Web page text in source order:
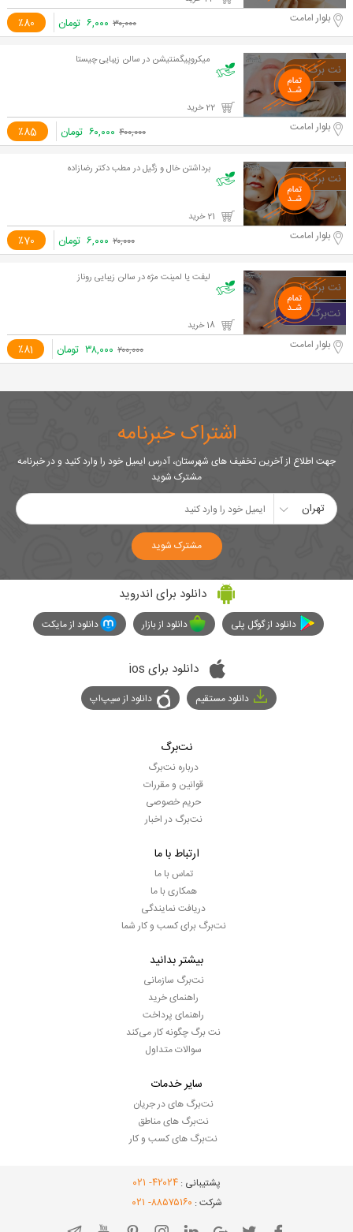
٪80 بلوار امامت ۳۰,۰۰۰ ۶,۰۰۰ تومان
میکروپیگمنتیشن در سالن زیبایی چیستا
٪85 بلوار امامت ۴۰۰,۰۰۰ ۶۰,۰۰۰ تومان
برداشتن خال و زگیل در مطب دکتر رضازاده
٪70 بلوار امامت ۲۰,۰۰۰ ۶,۰۰۰ تومان
لیفت یا لمینت مژه در سالن زیبایی روناز
٪81 بلوار امامت ۲۰۰,۰۰۰ ۳۸,۰۰۰ تومان
اشتراک خبرنامه
جهت اطلاع از آخرین تخفیف های شهرستان، آدرس ایمیل خود را وارد کنید و در خبرنامه
مشترک شوید
تهران
مشترک شوید
دانلود برای اندروید
دانلود از گوگل پلی دانلود از بازار دانلود از مایکت
دانلود برای ios
دانلود مستقیم دانلود از سیپ‌اپ
نت‌برگ
درباره نت‌برگ
قوانین و مقررات
حریم خصوصی
نت‌برگ در اخبار
ارتباط با ما
تماس با ما
همکاری با ما
دریافت نمایندگی
نت‌برگ برای کسب و کار شما
بیشتر بدانید
نت‌برگ سازمانی
راهنمای خرید
راهنمای پرداخت
نت برگ چگونه کار می‌کند
سوالات متداول
سایر خدمات
نت‌برگ های در جریان
نت‌برگ های مناطق
نت‌برگ های کسب و کار
پشتیبانی : ۴۲۰۲۴- ۰۲۱
شرکت : ۸۸۵۷۵۱۶۰- ۰۲۱